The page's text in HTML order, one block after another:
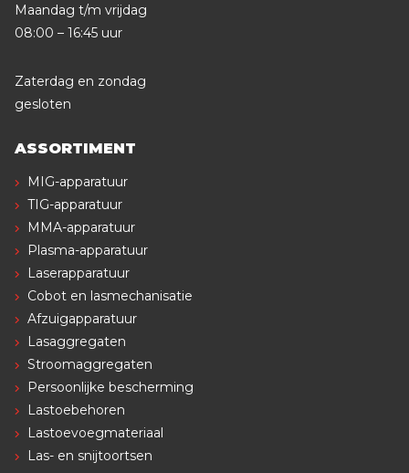
Maandag t/m vrijdag
08:00 – 16:45 uur
Zaterdag en zondag
gesloten
ASSORTIMENT
MIG-apparatuur
TIG-apparatuur
MMA-apparatuur
Plasma-apparatuur
Laserapparatuur
Cobot en lasmechanisatie
Afzuigapparatuur
Lasaggregaten
Stroomaggregaten
Persoonlijke bescherming
Lastoebehoren
Lastoevoegmateriaal
Las- en snijtoortsen